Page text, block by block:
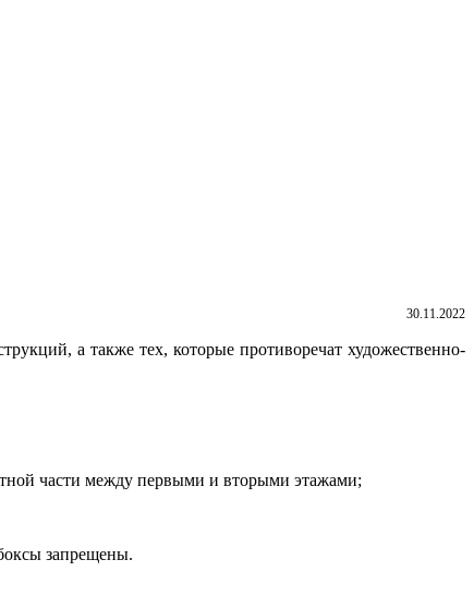
30.11.2022
а также тех, которые противоречат художественно-
части между первыми и вторыми этажами;
запрещены.